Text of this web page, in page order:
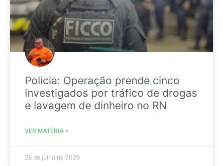
Policia: Operação prende cinco
investigados por tráfico de drogas
e lavagem de dinheiro no RN
VER MATÉRIA »
28 de julho de 2026